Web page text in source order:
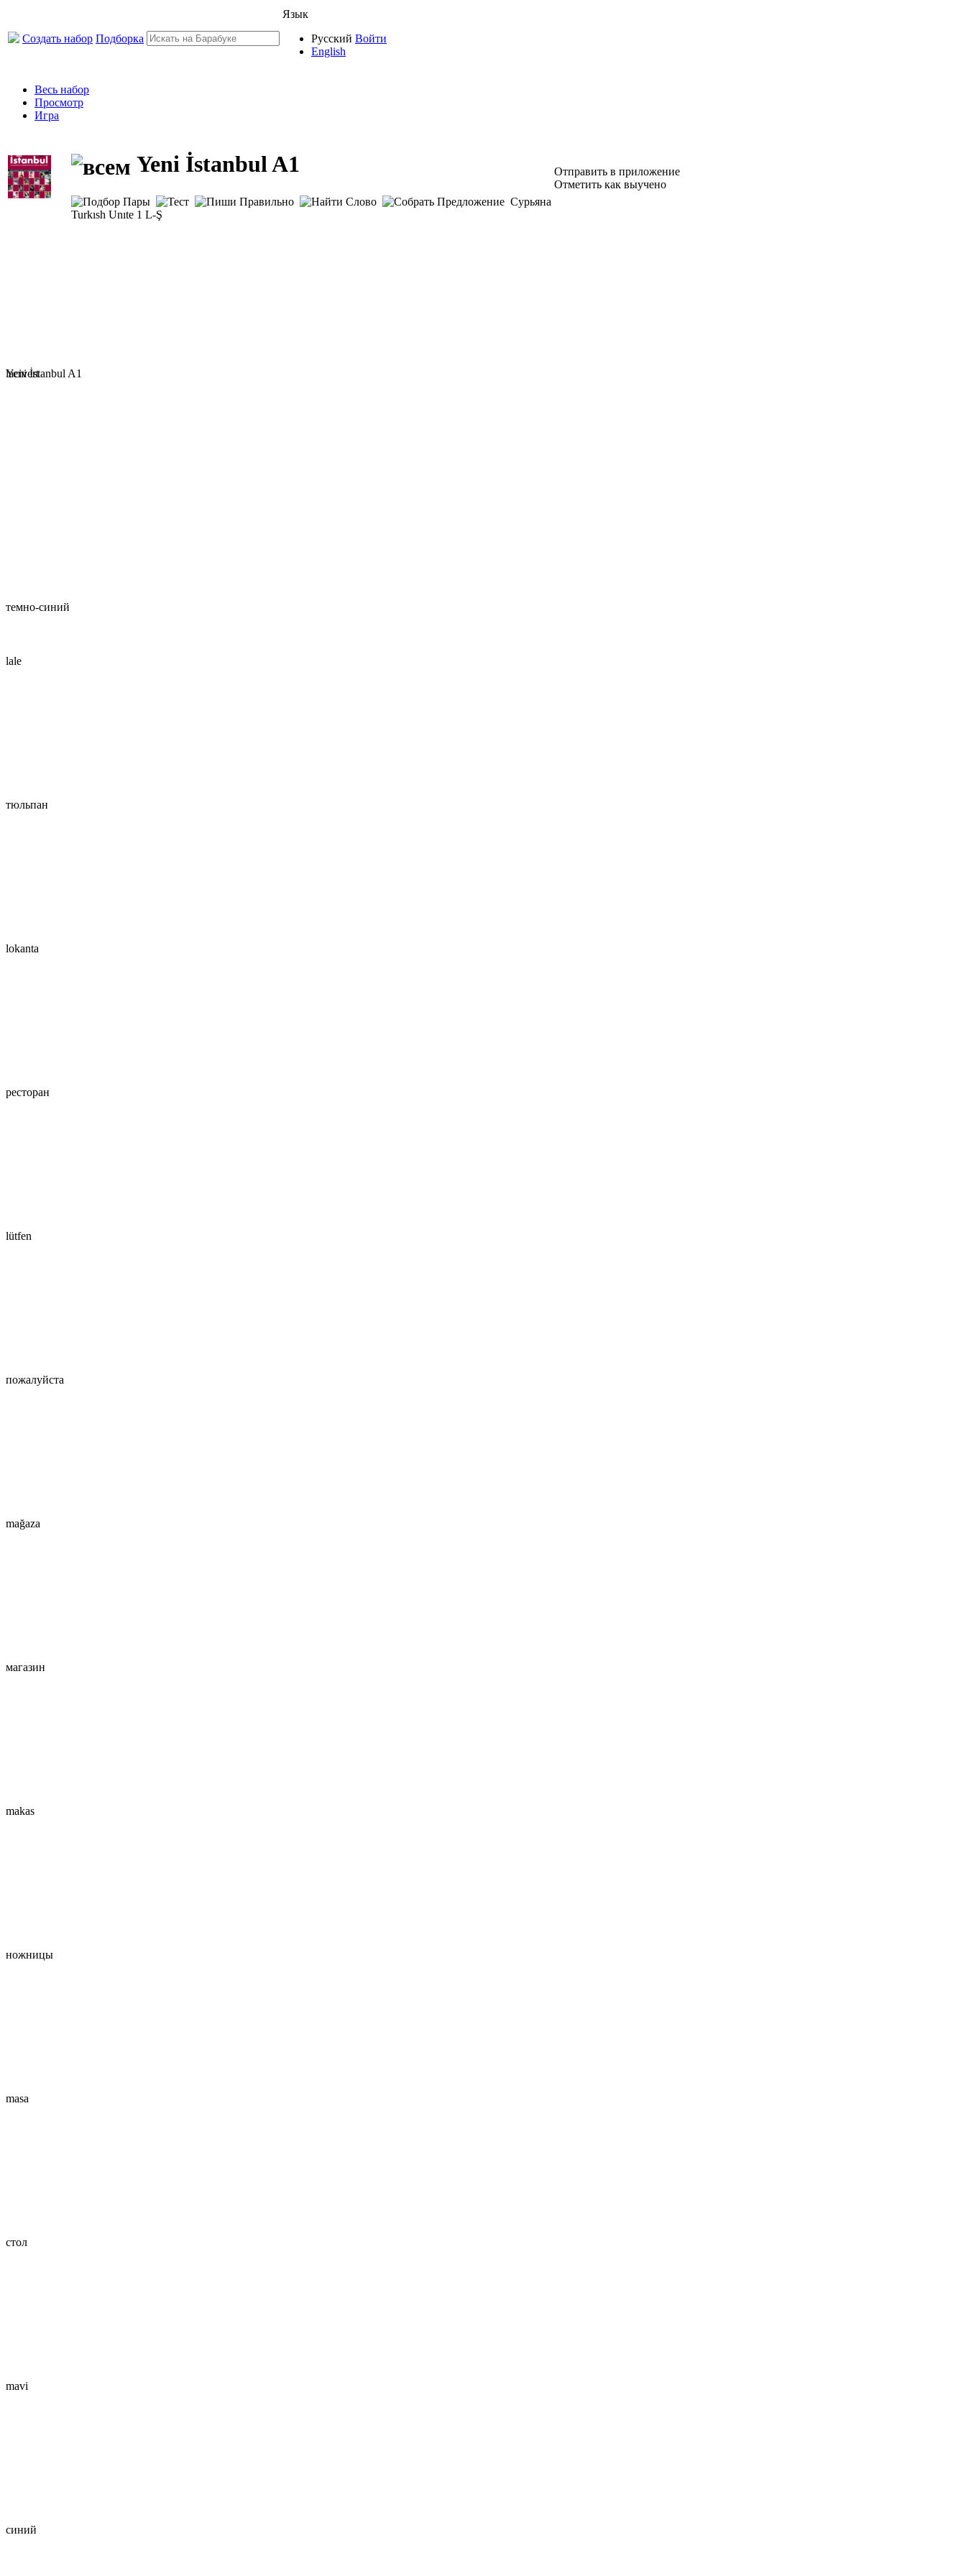
Создать набор Подборка
Язык
Русский
English
Войти
Весь набор
Просмотр
Игра
Yeni İstanbul A1
Сурьяна
Turkısh Unıte 1 L-Ş
Отправить в приложение
Отметить как выучено
Yeni İstanbul A1
lacivert
темно-синий
lale
тюльпан
lokanta
ресторан
lütfen
пожалуйста
mağaza
магазин
makas
ножницы
masa
стол
mavi
синий